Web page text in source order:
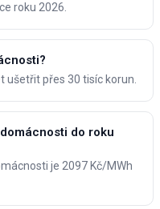
roku 2026.
ušetřit přes 30 tisíc korun.
do roku
je 2097 Kč/MWh